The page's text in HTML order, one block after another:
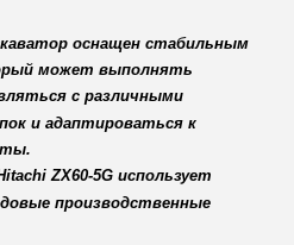
оснащен стабильным
может выполнять
с различными
и адаптироваться к
ZX60-5G использует
производственные